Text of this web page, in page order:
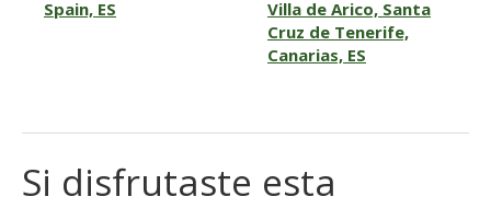
Spain, ES
Villa de Arico, Santa
Cruz de Tenerife,
Canarias, ES
Si disfrutaste esta